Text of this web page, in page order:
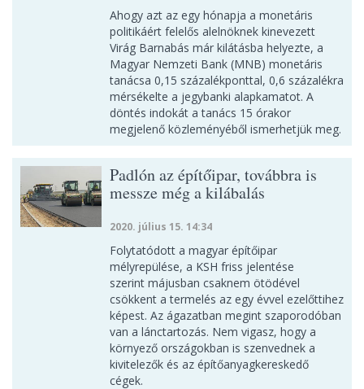
Ahogy azt az egy hónapja a monetáris
politikáért felelős alelnöknek kinevezett
Virág Barnabás már kilátásba helyezte, a
Magyar Nemzeti Bank (MNB) monetáris
tanácsa 0,15 százalékponttal, 0,6 százalékra
mérsékelte a jegybanki alapkamatot. A
döntés indokát a tanács 15 órakor
megjelenő közleményéből ismerhetjük meg.
Padlón az építőipar, továbbra is
messze még a kilábalás
2020. július 15. 14:34
Folytatódott a magyar építőipar
mélyrepülése, a KSH friss jelentése
szerint májusban csaknem ötödével
csökkent a termelés az egy évvel ezelőttihez
képest. Az ágazatban megint szaporodóban
van a lánctartozás. Nem vigasz, hogy a
környező országokban is szenvednek a
kivitelezők és az építőanyagkereskedő
cégek.